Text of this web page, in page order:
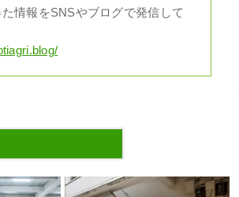
情報をSNSやブログで発信して